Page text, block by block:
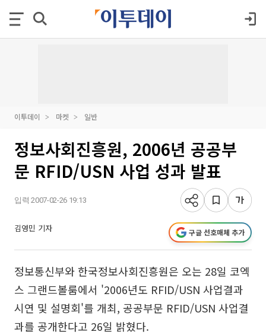
이투데이 마켓 일반
정보사회진흥원, 2006년 공공부
문 RFID/USN 사업 성과 발표
입력 2007-02-26 19:13
김영민 기자 구글 선호매체 추가
정보통신부와 한국정보사회진흥원은 오는 28일 코엑
스 그랜드볼룸에서 '2006년도 RFID/USN 사업결과
시연 및 설명회'를 개최, 공공부문 RFID/USN 사업결
과를 공개한다고 26일 밝혔다.